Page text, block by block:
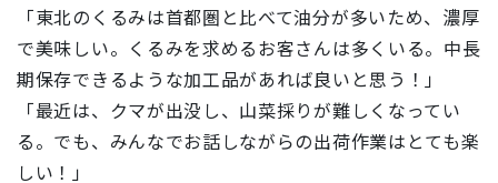
「東北のくるみは首都圏と比べて油分が多いため、濃厚
で美味しい。くるみを求めるお客さんは多くいる。中長
期保存できるような加工品があれば良いと思う！」
「最近は、クマが出没し、山菜採りが難しくなってい
る。でも、みんなでお話しながらの出荷作業はとても楽
しい！」